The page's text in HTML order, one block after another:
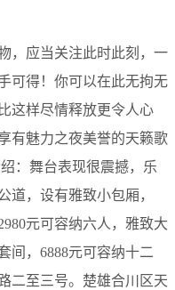
，应当关注此时此刻，一
可得！你可以在此无拘无
这样尽情释放更令人心
有魅力之夜美誉的天籁歌
：舞台表现很震撼，乐
道，设有雅致小包厢，
元可容纳六人，雅致大
间，6888元可容纳十二
二至三号。楚雄合川区天